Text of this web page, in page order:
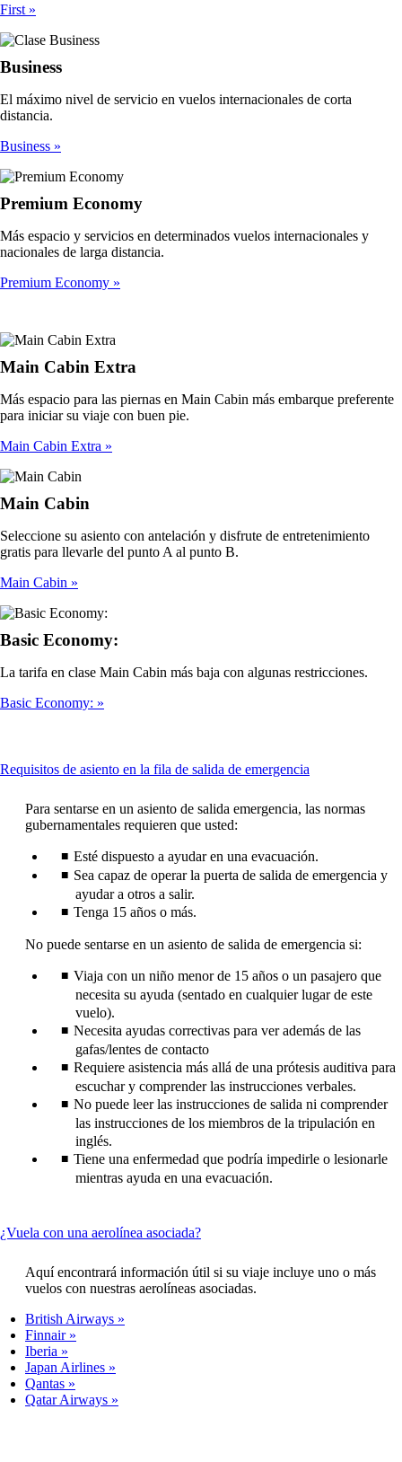
First
Business
El máximo nivel de servicio en vuelos internacionales de corta
distancia.
Business
Premium Economy
Más espacio y servicios en determinados vuelos internacionales y
nacionales de larga distancia.
Premium Economy
Main Cabin Extra
Más espacio para las piernas en Main Cabin más embarque preferente
para iniciar su viaje con buen pie.
Main Cabin Extra
Main Cabin
Seleccione su asiento con antelación y disfrute de entretenimiento
gratis para llevarle del punto A al punto B.
Main Cabin
Basic Economy:
La tarifa en clase Main Cabin más baja con algunas restricciones.
Basic Economy:
Requisitos de asiento en la fila de salida de emergencia
be
Para sentarse en un asiento de salida emergencia, las normas
gubernamentales requieren que usted:
Esté dispuesto a ayudar en una evacuación.
Sea capaz de operar la puerta de salida de emergencia y
ayudar a otros a salir.
Tenga 15 años o más.
No puede sentarse en un asiento de salida de emergencia si:
Viaja con un niño menor de 15 años o un pasajero que
necesita su ayuda (sentado en cualquier lugar de este
vuelo).
Necesita ayudas correctivas para ver además de las
gafas/lentes de contacto
Requiere asistencia más allá de una prótesis auditiva para
escuchar y comprender las instrucciones verbales.
No puede leer las instrucciones de salida ni comprender
las instrucciones de los miembros de la tripulación en
inglés.
Tiene una enfermedad que podría impedirle o lesionarle
mientras ayuda en una evacuación.
¿Vuela con una aerolínea asociada?This
can
be
expanded
Aquí encontrará información útil si su viaje incluye uno o más
vuelos con nuestras aerolíneas asociadas.
British Airways
Finnair
Iberia
Japan Airlines
Qantas
Qatar Airways